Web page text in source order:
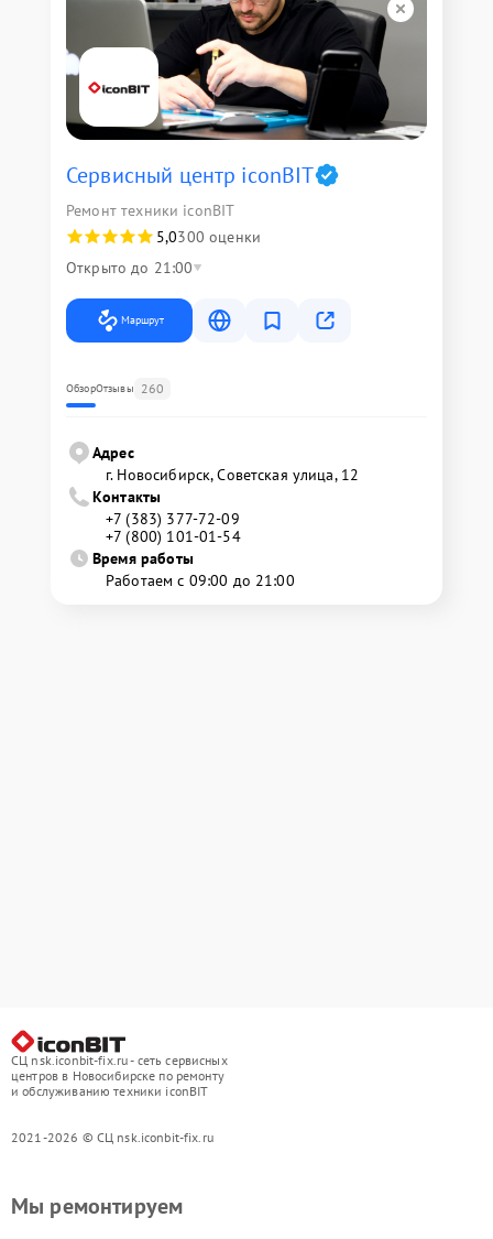
Сервисный центр iconBIT
Ремонт техники iconBIT
5,0300 оценки
Открыто до 21:00
Маршрут
ОбзорОтзывы 260
Адрес
г. Новосибирск, Советская улица, 12
Контакты
+7 (383) 377-72-09
+7 (800) 101-01-54
Время работы
Работаем с 09:00 до 21:00
СЦ nsk.iconbit-fix.ru - сеть сервисных
центров в Новосибирске по ремонту
и обслуживанию техники iconBIT
2021-2026 © СЦ nsk.iconbit-fix.ru
Мы ремонтируем